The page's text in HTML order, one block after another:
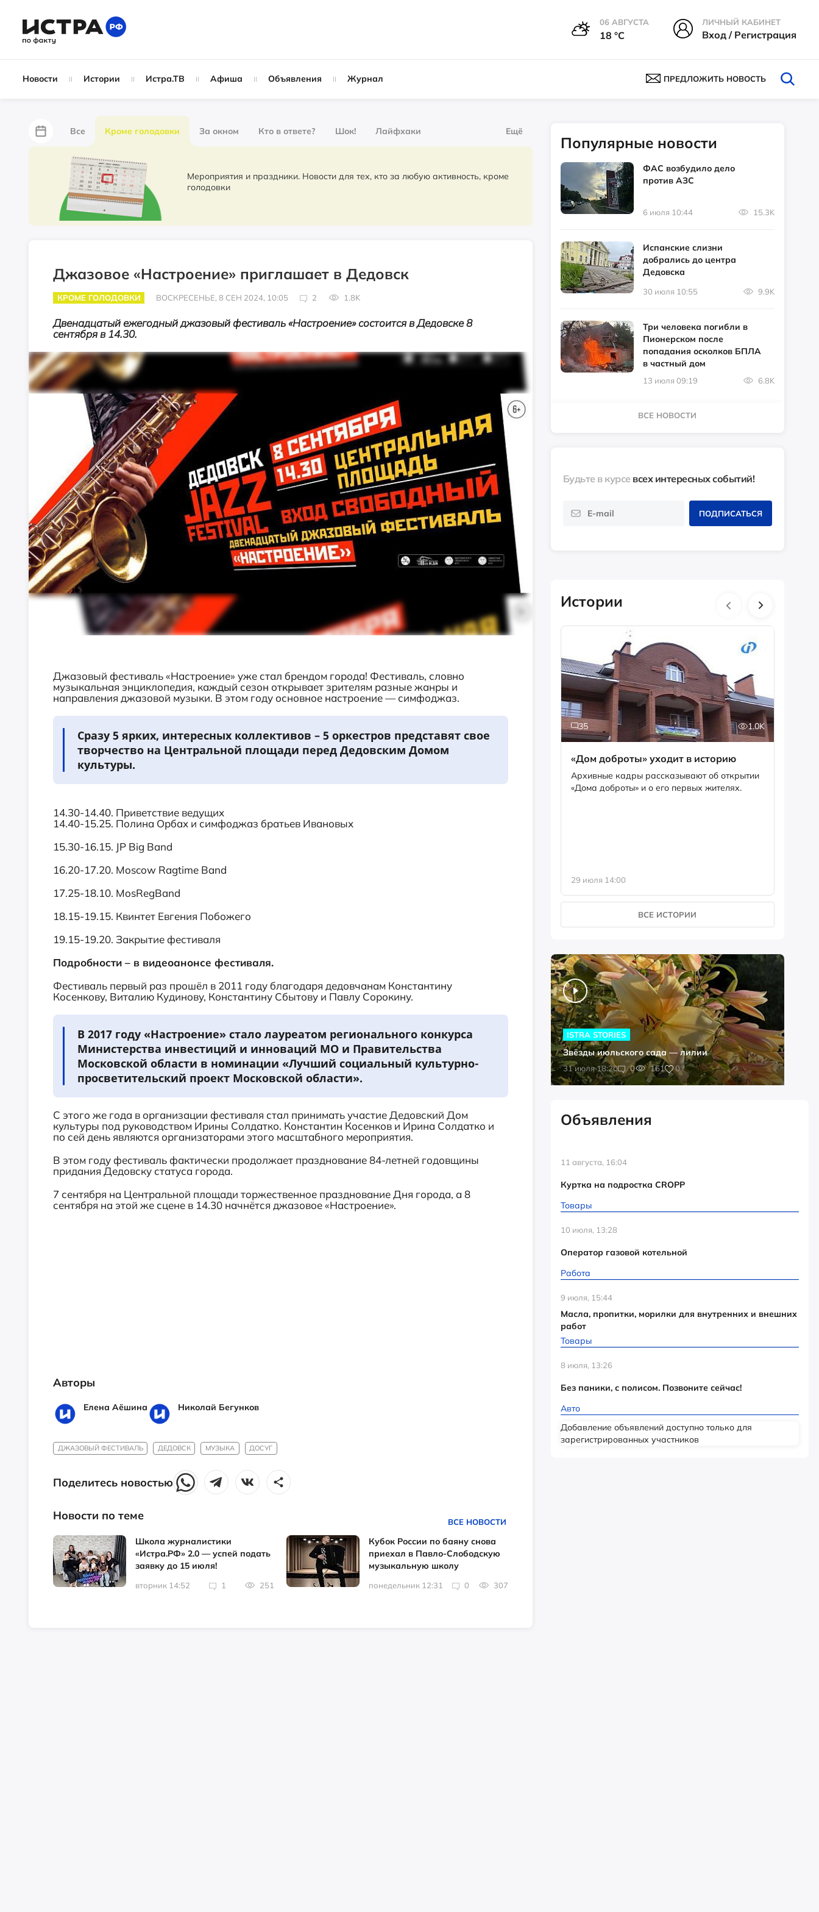
06 АВГУСТА
18 °С
ЛИЧНЫЙ КАБИНЕТ
Вход / Регистрация
Новости Истории Истра.ТВ Афиша Объявления Журнал ПРЕДЛОЖИТЬ НОВОСТЬ
Все Кроме голодовки За окном Кто в ответе? Шок! Лайфхаки
За забором Не по лжи!
Партнёрский материал Народные новости
Ещё
Мероприятия и праздники. Новости для тех, кто за любую активность, кроме
голодовки
Джазовое «Настроение» приглашает в Дедовск
КРОМЕ ГОЛОДОВКИ ВОСКРЕСЕНЬЕ, 8 СЕН 2024, 10:05 2 1.8K
Двенадцатый ежегодный джазовый фестиваль «Настроение» состоится в Дедовске 8
сентября в 14.30.
Джазовый фестиваль «Настроение» уже стал брендом города! Фестиваль, словно
музыкальная энциклопедия, каждый сезон открывает зрителям разные жанры и
направления джазовой музыки. В этом году основное настроение — симфоджаз.
Сразу 5 ярких, интересных коллективов – 5 оркестров представят свое
творчество на Центральной площади перед Дедовским Домом
культуры.
14.30-14.40. Приветствие ведущих
14.40-15.25. Полина Орбах и симфоджаз братьев Ивановых
15.30-16.15. JP Big Band
16.20-17.20. Moscow Ragtime Band
17.25-18.10. MosRegBand
18.15-19.15. Квинтет Евгения Побожего
19.15-19.20. Закрытие фестиваля
Подробности – в видеоанонсе фестиваля.
Фестиваль первый раз прошёл в 2011 году благодаря дедовчанам Константину
Косенкову, Виталию Кудинову, Константину Сбытову и Павлу Сорокину.
В 2017 году «Настроение» стало лауреатом регионального конкурса
Министерства инвестиций и инноваций МО и Правительства
Московской области в номинации «Лучший социальный культурно-
просветительский проект Московской области».
С этого же года в организации фестиваля стал принимать участие Дедовский Дом
культуры под руководством Ирины Солдатко. Константин Косенков и Ирина Солдатко и
по сей день являются организаторами этого масштабного мероприятия.
В этом году фестиваль фактически продолжает празднование 84-летней годовщины
придания Дедовску статуса города.
7 сентября на Центральной площади торжественное празднование Дня города, а 8
сентября на этой же сцене в 14.30 начнётся джазовое «Настроение».
Авторы
Елена Аёшина Николай Бегунков
ДЖАЗОВЫЙ ФЕСТИВАЛЬ ДЕДОВСК МУЗЫКА ДОСУГ
Поделитесь новостью
Новости по теме ВСЕ НОВОСТИ
Школа журналистики
«Истра.РФ» 2.0 — успей подать
заявку до 15 июля!
вторник 14:52 1 251
Кубок России по баяну снова
приехал в Павло-Слободскую
музыкальную школу
понедельник 12:31 0 307
Популярные новости
ФАС возбудило дело
против АЗС
6 июля 10:44 15.3K
Испанские слизни
добрались до центра
Дедовска
30 июля 10:55 9.9K
Три человека погибли в
Пионерском после
попадания осколков БПЛА
в частный дом
13 июля 09:19 6.8K
ВСЕ НОВОСТИ
Будьте в курсе всех интересных событий!
ПОДПИСАТЬСЯ
Истории
35 1.0K
«Дом доброты» уходит в историю
Архивные кадры рассказывают об открытии
«Дома доброты» и о его первых жителях.
29 июля 14:00
ВСЕ ИСТОРИИ
31 июля 18:20 0 161 0
ISTRA STORIES
Звёзды июльского сада — лилии
Объявления
11 августа, 16:04
Куртка на подростка CROPP
Товары
10 июля, 13:28
Оператор газовой котельной
Работа
9 июля, 15:44
Масла, пропитки, морилки для внутренних и внешних
работ
Товары
8 июля, 13:26
Без паники, с полисом. Позвоните сейчас!
Авто
Добавление объявлений доступно только для
зарегистрированных участников